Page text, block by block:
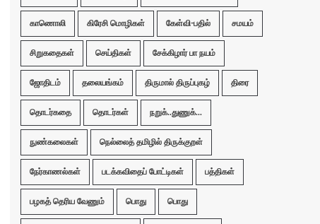
காணொலி கிரேசி மொழிகள் கேள்வி-பதில் சமயம்
சிறுகதைகள் செய்திகள் சேக்கிழார் பா நயம்
ஜோதிடம் தலையங்கம் திருமால் திருப்புகழ் திரை
தொடர்கதை தொடர்கள் நறுக்..துணுக்...
நுண்கலைகள் நெல்லைத் தமிழில் திருக்குறள்
நேர்காணல்கள் படக்கவிதைப் போட்டிகள் பத்திகள்
பழகத் தெரிய வேணும் பொது பொது